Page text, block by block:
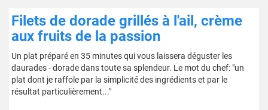
Filets de dorade grillés à l'ail, crème
aux fruits de la passion
Un plat préparé en 35 minutes qui vous laissera déguster les
daurades - dorade dans toute sa splendeur. Le mot du chef: "un
plat dont je raffole par la simplicité des ingrédients et par le
résultat particulièrement..."